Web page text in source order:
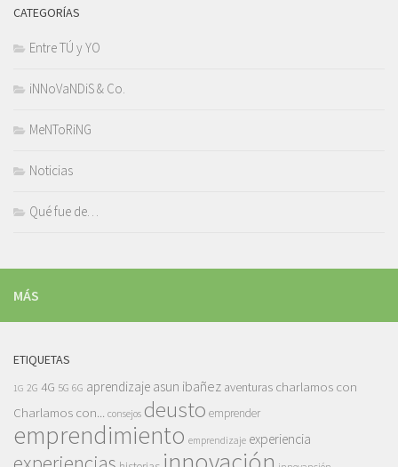
CATEGORÍAS
Entre TÚ y YO
iNNoVaNDiS & Co.
MeNToRiNG
Noticias
Qué fue de…
MÁS
ETIQUETAS
1G 2G 4G 5G 6G aprendizaje asun ibañez aventuras charlamos con
Charlamos con... consejos deusto emprender
emprendimiento emprendizaje experiencia